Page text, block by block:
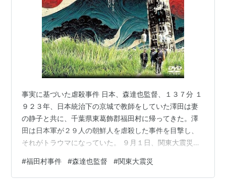
事実に基づいた虐殺事件 日本、森達也監督、１３７分 １
９２３年、日本統治下の京城で教師をしていた澤田は妻
の静子と共に、千葉県東葛飾郡福田村に帰ってきた。澤
田は日本軍が２９人の朝鮮人を虐殺した事件を目撃し、
それがトラウマになっていた。 ９月１日、関東大震災が
日本人を殺しているという流言飛語が飛び交った。 日ご
ろから朝鮮人を差別していたことが日本人に恐怖心と被
#福田村事件 #森達也監督 #関東大震災